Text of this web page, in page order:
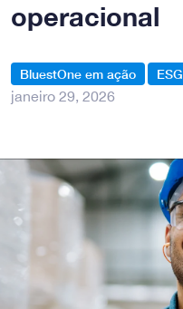
operacional
BluestOne em ação ESG
janeiro 29, 2026